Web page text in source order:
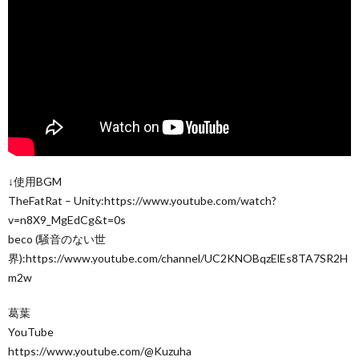
↓使用BGM
TheFatRat – Unity:https://www.youtube.com/watch?
v=n8X9_MgEdCg&t=0s
beco (騒音のない世
界):https://www.youtube.com/channel/UC2KNOBqzElEs8TA7SR2H
m2w
葛葉
YouTube
https://www.youtube.com/@Kuzuha